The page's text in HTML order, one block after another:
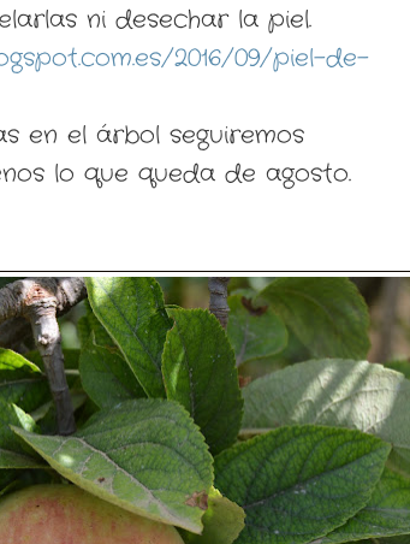
ni desechar la piel.
2016/09/piel-de-
en el árbol seguiremos
lo que queda de agosto.